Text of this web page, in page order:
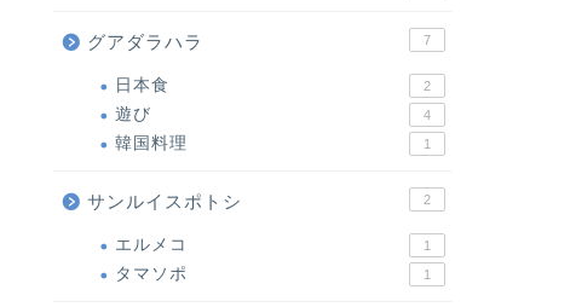
グアダラハラ 7
日本食 2
遊び 4
韓国料理 1
サンルイスポトシ 2
エルメコ 1
タマソポ 1